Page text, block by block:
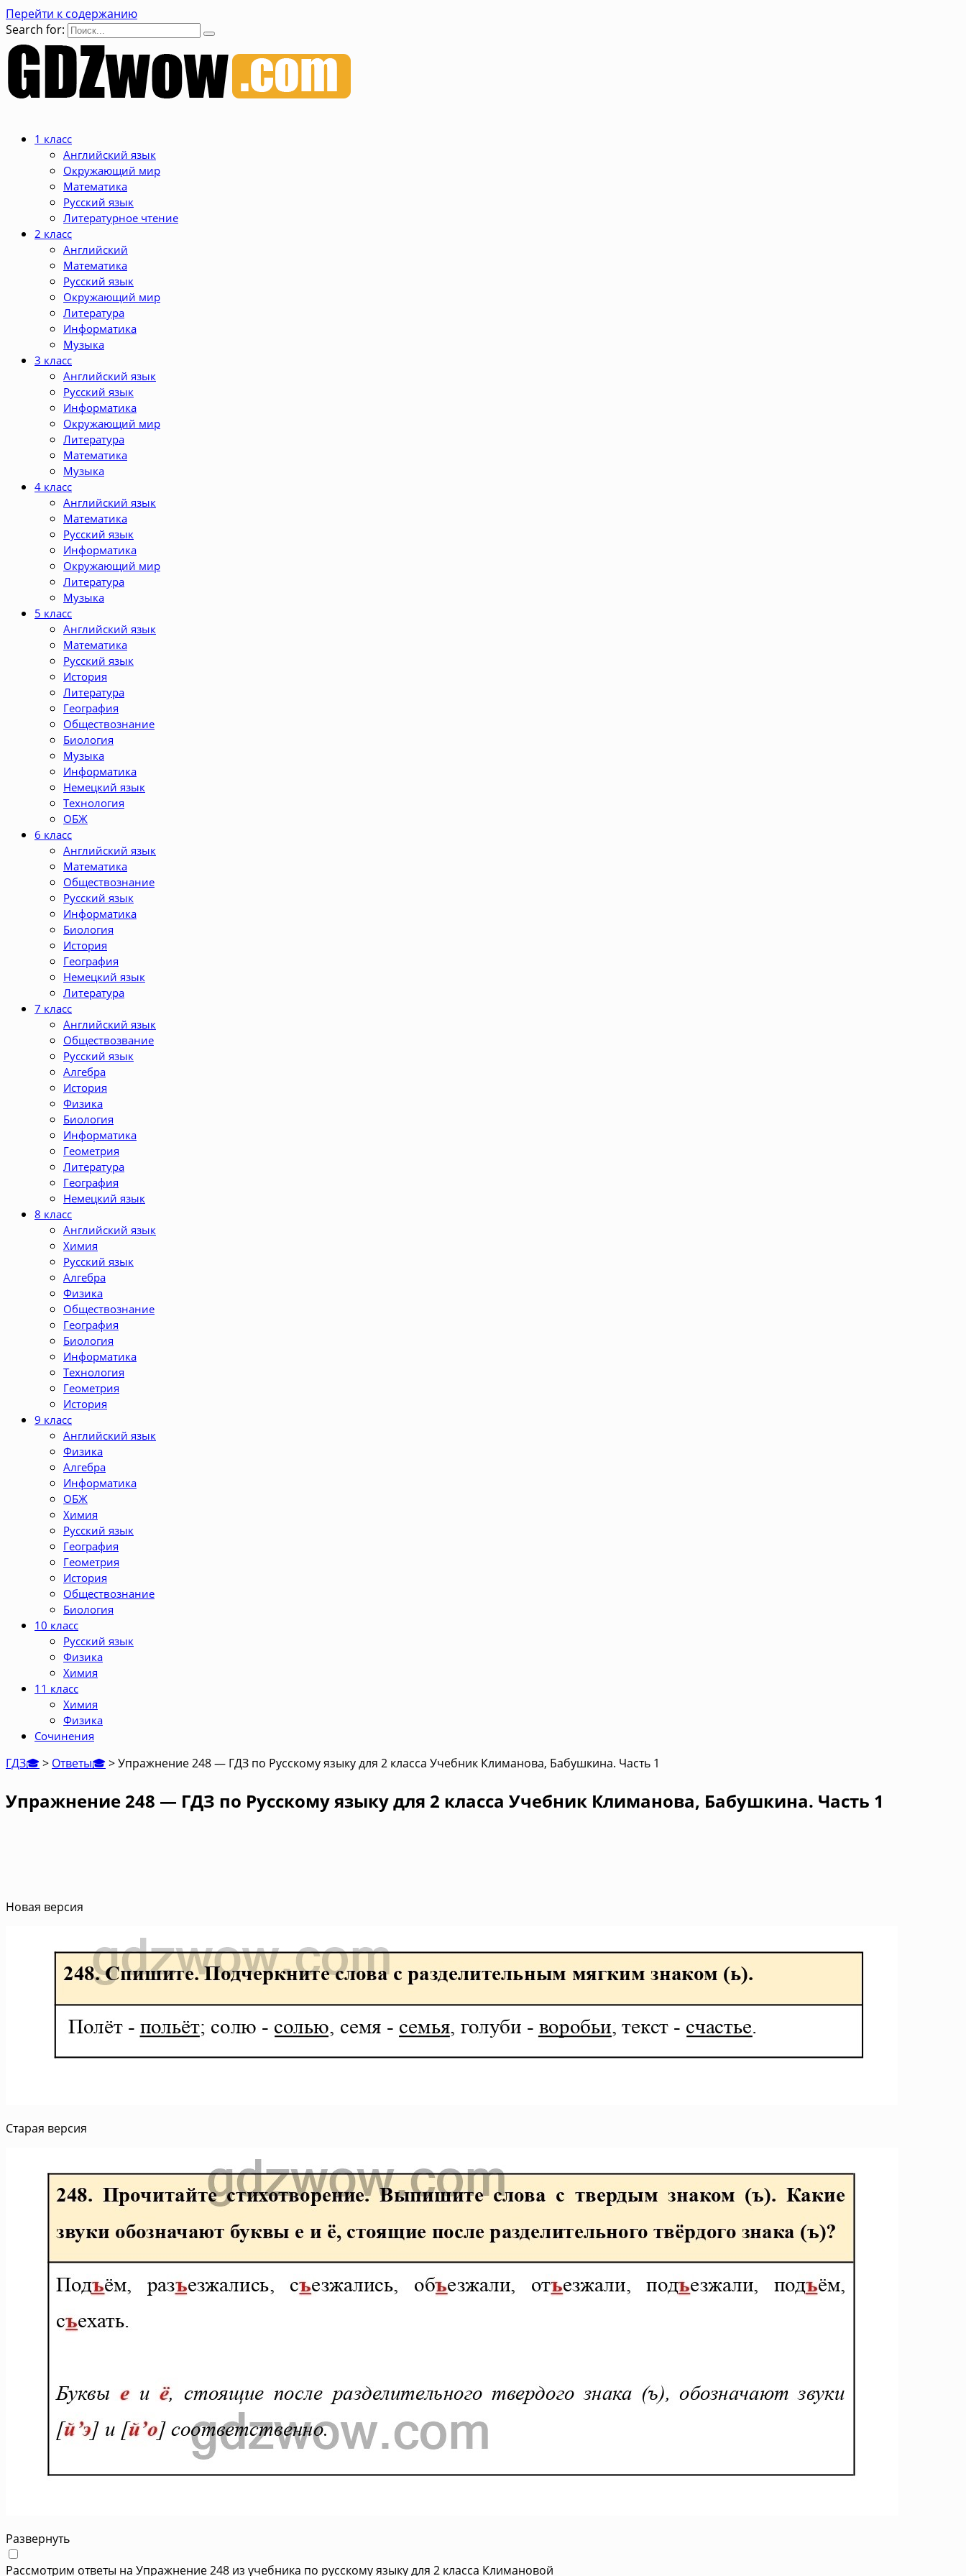
Перейти к содержанию
Search for:
1 класс
Английский язык
Окружающий мир
Математика
Русский язык
Литературное чтение
2 класс
Английский
Математика
Русский язык
Окружающий мир
Литература
Информатика
Музыка
3 класс
Английский язык
Русский язык
Информатика
Окружающий мир
Литература
Математика
Музыка
4 класс
Английский язык
Математика
Русский язык
Информатика
Окружающий мир
Литература
Музыка
5 класс
Английский язык
Математика
Русский язык
История
Литература
География
Обществознание
Биология
Музыка
Информатика
Немецкий язык
Технология
ОБЖ
6 класс
Английский язык
Математика
Обществознание
Русский язык
Информатика
Биология
История
География
Немецкий язык
Литература
7 класс
Английский язык
Обществозвание
Русский язык
Алгебра
История
Физика
Биология
Информатика
Геометрия
Литература
География
Немецкий язык
8 класс
Английский язык
Химия
Русский язык
Алгебра
Физика
Обществознание
География
Биология
Информатика
Технология
Геометрия
История
9 класс
Английский язык
Физика
Алгебра
Информатика
ОБЖ
Химия
Русский язык
География
Геометрия
История
Обществознание
Биология
10 класс
Русский язык
Физика
Химия
11 класс
Химия
Физика
Сочинения
ГДЗ🎓> Ответы🎓>Упражнение 248 — ГДЗ по Русскому языку для 2 класса Учебник Климанова, Бабушкина. Часть 1
Упражнение 248 — ГДЗ по Русскому языку для 2 класса Учебник Климанова, Бабушкина. Часть 1
Новая версия
Старая версия
Развернуть
Рассмотрим ответы на Упражнение 248 из учебника по русскому языку для 2 класса Климановой